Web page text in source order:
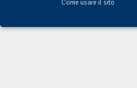
Come usare il sito